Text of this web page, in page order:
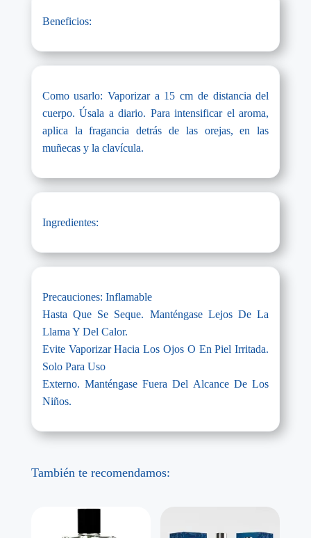
Beneficios:
Como usarlo: Vaporizar a 15 cm de distancia del
cuerpo. Úsala a diario. Para intensificar el aroma,
aplica la fragancia detrás de las orejas, en las
muñecas y la clavícula.
Ingredientes:
Precauciones: Inflamable
Hasta Que Se Seque. Manténgase Lejos De La
Llama Y Del Calor.
Evite Vaporizar Hacia Los Ojos O En Piel Irritada.
Solo Para Uso
Externo. Manténgase Fuera Del Alcance De Los
Niños.
También te recomendamos: